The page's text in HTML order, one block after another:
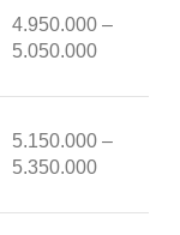
4.950.000 –
5.050.000
5.150.000 –
5.350.000